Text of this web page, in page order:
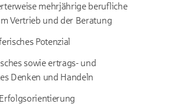
mehrjährige berufliche
Vertrieb und der Beratung
Potenzial
sowie ertrags- und
Denken und Handeln